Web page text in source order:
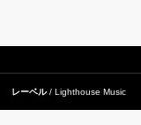
レーベル Lighthouse Music